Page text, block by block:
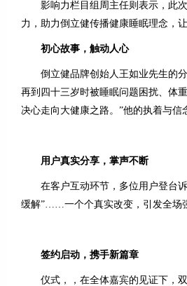
影响力栏目组周主任则表示，此次
力，助力倒立健传播健康睡眠理念，
初心故事，触动人心
倒立健品牌创始人王如业先生的分
再到四十三岁时被睡眠问题困扰、体
决心走向大健康之路。”他的执着与信
用户真实分享，掌声不断
在客户互动环节，多位用户登台诉
缓解”……一个个真实改变，引发全场
签约启动，携手新篇章
仪式，，在全体嘉宾的见证下，双